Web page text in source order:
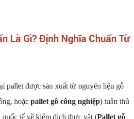
Là Gì? Định Nghĩa Chuẩn Từ
pallet được sản xuất từ nguyên liệu gỗ
hoặc pallet gỗ công nghiệp) tuân thủ
tế về kiểm dịch thực vật (Pallet gỗ